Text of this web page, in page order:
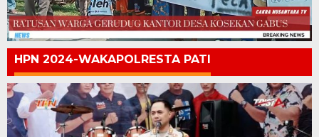
HPN 2024-WAKAPOLRESTA PATI